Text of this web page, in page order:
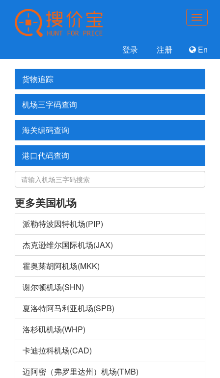
登录 注册 En
货物追踪
机场三字码查询
海关编码查询
港口代码查询
更多美国机场
派勒特波因特机场(PIP)
杰克逊维尔国际机场(JAX)
霍奥莱胡阿机场(MKK)
谢尔顿机场(SHN)
夏洛特阿马利亚机场(SPB)
洛杉矶机场(WHP)
卡迪拉科机场(CAD)
迈阿密（弗罗里达州）机场(TMB)